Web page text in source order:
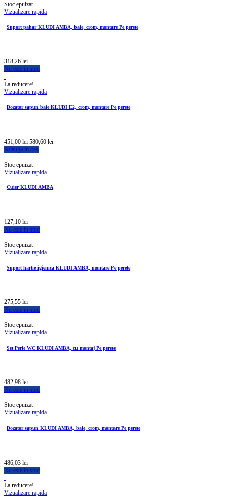
Stoc epuizat
Vizualizare rapida
Suport pahar KLUDI AMBA, baie, crom, montare Pe perete
318,26 lei
Nu este in stoc
La reducere!
Vizualizare rapida
Dozator sapun baie KLUDI E2, crom, montare Pe perete
451,00 lei 580,60 lei
Adauga in cos
Stoc epuizat
Vizualizare rapida
Cuier KLUDI AMBA
127,10 lei
Nu este in stoc
Stoc epuizat
Vizualizare rapida
Suport hartie igienica KLUDI AMBA, montare Pe perete
275,55 lei
Nu este in stoc
Stoc epuizat
Vizualizare rapida
Set Perie WC KLUDI AMBA, cu montaj Pe perete
482,98 lei
Nu este in stoc
Stoc epuizat
Vizualizare rapida
Dozator sapun KLUDI AMBA, baie, crom, montare Pe perete
486,03 lei
Nu este in stoc
La reducere!
Vizualizare rapida